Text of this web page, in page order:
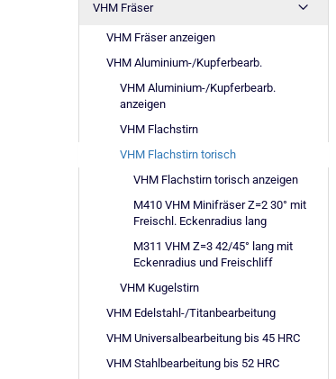
VHM Fräser
VHM Fräser anzeigen
VHM Aluminium-/Kupferbearb.
VHM Aluminium-/Kupferbearb.
anzeigen
VHM Flachstirn
VHM Flachstirn torisch
VHM Flachstirn torisch anzeigen
M410 VHM Minifräser Z=2 30° mit
Freischl. Eckenradius lang
M311 VHM Z=3 42/45° lang mit
Eckenradius und Freischliff
VHM Kugelstirn
VHM Edelstahl-/Titanbearbeitung
VHM Universalbearbeitung bis 45 HRC
VHM Stahlbearbeitung bis 52 HRC